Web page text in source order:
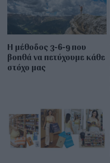
Η μέθοδος 3-6-9 που
βοηθά να πετύχουμε κάθε
στόχο μας